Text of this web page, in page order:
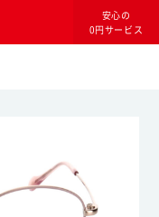
安心の
0円サービス